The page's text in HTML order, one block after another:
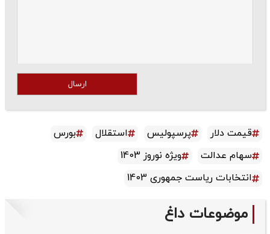
ارسال
قیمت دلار پرسپولیس استقلال
بورس
سهام عدالت
ویژه نوروز 1403
انتخابات ریاست جمهوری 1403
موضوعات داغ